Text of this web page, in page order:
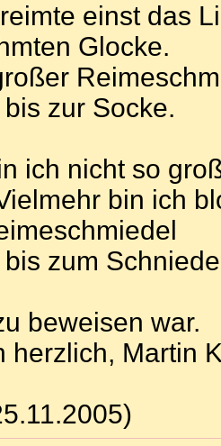
einst das
Glocke.
zur Socke.
ich nicht so
bin ich
zum
beweisen war.
herzlich, Martin